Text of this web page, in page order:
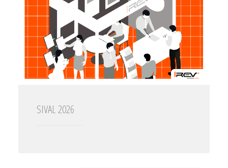
SIVAL 2026